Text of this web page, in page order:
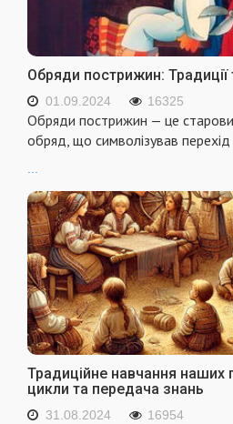
Обряди пострижин: Традиції
01.09.2024 16325
Обряди пострижин — це
обряд, що символізував
Традиційне навчання наших
цикли та передача знань
31.08.2024 16954